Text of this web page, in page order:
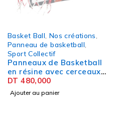
Ballon de Volleyball,
Sport Collectif,Volley Ball
Ballon Volley Ball
HUANGQIU
DT26,000
Ajouter au panier